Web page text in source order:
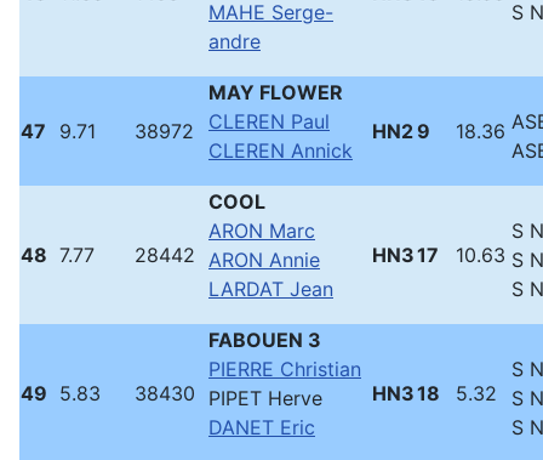
MAHE Serge-
andre
S
47 9.71 38972
MAY FLOWER
CLEREN Paul
CLEREN Annick
HN29 18.36
48 7.77 28442
COOL
ARON Marc
ARON Annie
LARDAT Jean
HN317 10.63
S
S
S
49 5.83 38430
FABOUEN 3
PIERRE Christian
PIPET Herve
DANET Eric
HN318 5.32
S
S
S